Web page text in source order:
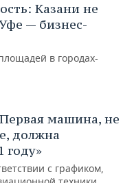
Казани не
— бизнес-
в городах-
машина, не
должна
году»
с графиком,